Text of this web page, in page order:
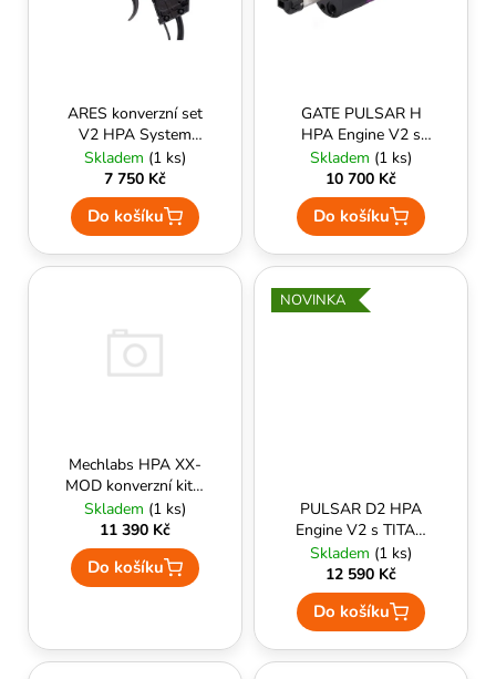
ARES konverzní set
V2 HPA System
mechabox pro
Tokyo Marui / ARES
M4 AEG Series
HEB-001
Skladem (1 ks)
7 750 Kč
Do košíku
GATE PULSAR H
HPA Engine V2 s
ASTER II
Bluetooth®, kabeláž
do pažby
Skladem (1 ks)
10 700 Kč
Do košíku
Mechlabs HPA XX-
MOD konverzní kit s
CNC mechaboxem
Ver 2 Černý
Skladem (1 ks)
11 390 Kč
Do košíku
NOVINKA
PULSAR D2 HPA
Engine V2 s TITAN
II Bluetooth®,Dual
selenoid, Expert
firmware, kabeláž
do pažby-GATE
Skladem (1 ks)
12 590 Kč
Do košíku
HLEDAT